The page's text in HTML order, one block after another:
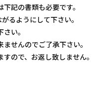
記の書類も必要です。
るようにして下さい。
い。
せんのでご了承下さい。
ので、お返し致しません。